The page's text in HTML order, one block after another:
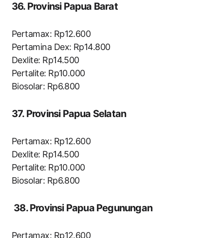
36. Provinsi Papua Barat
Pertamax: Rp12.600
Pertamina Dex: Rp14.800
Dexlite: Rp14.500
Pertalite: Rp10.000
Biosolar: Rp6.800
37. Provinsi Papua Selatan
Pertamax: Rp12.600
Dexlite: Rp14.500
Pertalite: Rp10.000
Biosolar: Rp6.800
38. Provinsi Papua Pegunungan
Pertamax: Rp12.600